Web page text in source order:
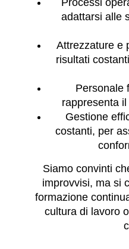
Processi
adattarsi alle
Attrezzature e
risultati
Personale
rappresenta il
Gestione
costanti, per
Siamo convinti
improvvisi, ma si
formazione
cultura di lavoro